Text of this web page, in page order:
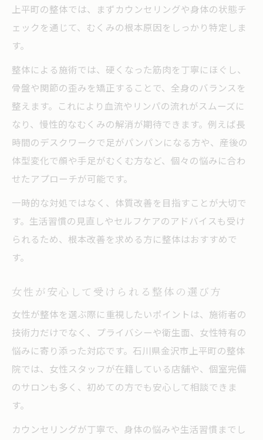
イント
整体で得るリフレッシュ体験と美しさの両
慢性的なむくみに整体アプローチの真価
整体で慢性的なむくみが改善する理由
カウンセリング重視の整体が選ばれる理由
マッサージと整体の違いと効果的な受け方
整体による体質改善とリラクゼーション体
整体で話題のむくみ対策メソッド最新解説
ホットペッパービューティーで整体選び成
功術
整体によるむくみケアの体験談を徹底紹介
体質や生活習慣に合わせた整体の選び方
体質別に選べる整体の特徴と選び方ガイド
生活習慣から始める整体でむくみ対策の工
整体とマッサージの違いを知って賢く選ぶ
上平町の整体では、まずカウンセリングや身体の状態チ
ェックを通じて、むくみの根本原因をしっかり特定しま
す。
整体による施術では、硬くなった筋肉を丁寧にほぐし、
骨盤や関節の歪みを矯正することで、全身のバランスを
整えます。これにより血流やリンパの流れがスムーズに
なり、慢性的なむくみの解消が期待できます。例えば長
時間のデスクワークで足がパンパンになる方や、産後の
体型変化で顔や手足がむくむ方など、個々の悩みに合わ
せたアプローチが可能です。
一時的な対処ではなく、体質改善を目指すことが大切で
す。生活習慣の見直しやセルフケアのアドバイスも受け
られるため、根本改善を求める方に整体はおすすめで
す。
女性が安心して受けられる整体の選び方
女性が整体を選ぶ際に重視したいポイントは、施術者の
技術力だけでなく、プライバシーや衛生面、女性特有の
悩みに寄り添った対応です。石川県金沢市上平町の整体
院では、女性スタッフが在籍している店舗や、個室完備
のサロンも多く、初めての方でも安心して相談できま
す。
カウンセリングが丁寧で、身体の悩みや生活習慣までし